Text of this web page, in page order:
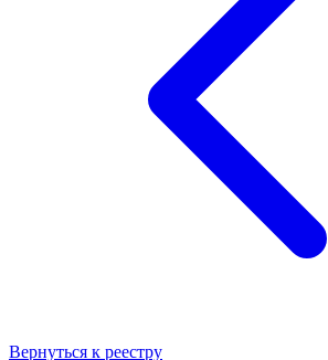
Вернуться к реестру